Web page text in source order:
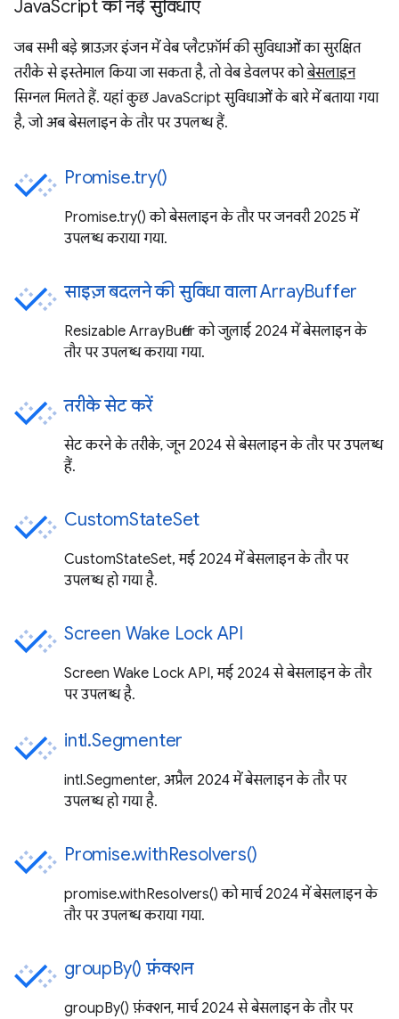
JavaScript की नई सुविधाएं
जब सभी बड़े ब्राउज़र इंजन में वेब प्लैटफ़ॉर्म की सुविधाओं का सुरक्षित
तरीके से इस्तेमाल किया जा सकता है, तो वेब डेवलपर कोबेसलाइन
सिग्नल मिलते हैं. यहां कुछ JavaScript सुविधाओं के बारे में बताया गया
है, जो अब बेसलाइन के तौर पर उपलब्ध हैं.
Promise.try()
Promise.try() को बेसलाइन के तौर पर जनवरी 2025 में
उपलब्ध कराया गया.
साइज़ बदलने की सुविधा वाला ArrayBuffer
Resizable ArrayBuffer को जुलाई 2024 में बेसलाइन के
तौर पर उपलब्ध कराया गया.
तरीके सेट करें
सेट करने के तरीके, जून 2024 से बेसलाइन के तौर पर उपलब्ध
हैं.
CustomStateSet
CustomStateSet, मई 2024 में बेसलाइन के तौर पर
उपलब्ध हो गया है.
Screen Wake Lock API
Screen Wake Lock API, मई 2024 से बेसलाइन के तौर
पर उपलब्ध है.
intl.Segmenter
intl.Segmenter, अप्रैल 2024 में बेसलाइन के तौर पर
उपलब्ध हो गया है.
Promise.withResolvers()
promise.withResolvers() को मार्च 2024 में बेसलाइन के
तौर पर उपलब्ध कराया गया.
groupBy() फ़ंक्शन
groupBy() फ़ंक्शन, मार्च 2024 से बेसलाइन के तौर पर